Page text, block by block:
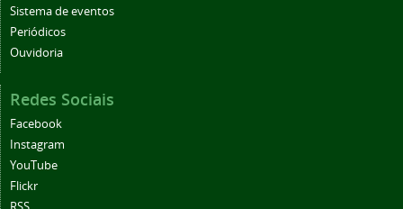
Sistema de eventos
Periódicos
Ouvidoria
Redes Sociais
Facebook
Instagram
YouTube
Flickr